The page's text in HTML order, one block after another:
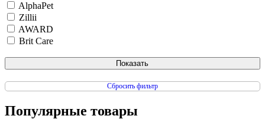
AlphaPet
Zillii
AWARD
Brit Care
Сбросить фильтр
Популярные товары